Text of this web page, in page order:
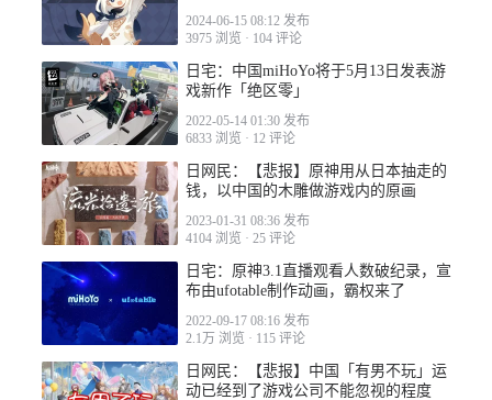
2024-06-15 08:12 发布
3975 浏览 · 104 评论
日宅：中国miHoYo将于5月13日发表游
戏新作「绝区零」
2022-05-14 01:30 发布
6833 浏览 · 12 评论
日网民：【悲报】原神用从日本抽走的
钱，以中国的木雕做游戏内的原画
2023-01-31 08:36 发布
4104 浏览 · 25 评论
日宅：原神3.1直播观看人数破纪录，宣
布由ufotable制作动画，霸权来了
2022-09-17 08:16 发布
2.1万 浏览 · 115 评论
日网民：【悲报】中国「有男不玩」运
动已经到了游戏公司不能忽视的程度